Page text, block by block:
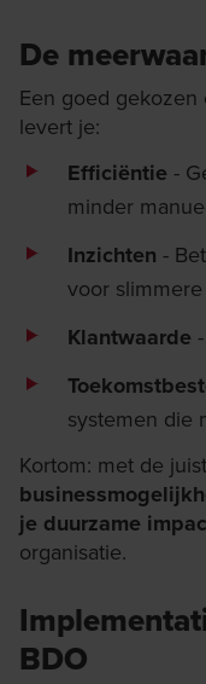
De
Een goed
levert je:
Efficiëntie -
minder
Inzichten -
voor
Klantwaarde
systemen die
Kortom: met de
je duurzame
organisatie.
BDO